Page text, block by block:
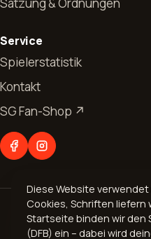
Service
Spielerstatistik
Kontakt
SG Fan-Shop ↗
© 2026 Spvgg.
Impressum·
News
Allgemeines
Jugendfussball
Seniorenfussball
Verein
Chronik
Mitgliedschaft
Abteilungen
Fußball
Aerobic
Volleyball
Diese Website
Cookies, Schriften liefern
Startseite binden wir den
(DFB) ein – dabei wird